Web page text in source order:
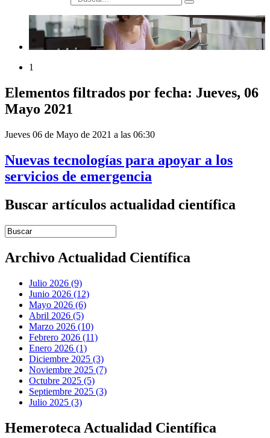
1
Elementos filtrados por fecha: Jueves, 06
Mayo 2021
Jueves 06 de Mayo de 2021 a las 06:30
Nuevas tecnologías para apoyar a los
servicios de emergencia
Buscar artículos actualidad científica
Introduce términos de búsqueda
Archivo Actualidad Científica
Julio 2026 (9)
Junio 2026 (12)
Mayo 2026 (6)
Abril 2026 (5)
Marzo 2026 (10)
Febrero 2026 (11)
Enero 2026 (1)
Diciembre 2025 (3)
Noviembre 2025 (7)
Octubre 2025 (5)
Septiembre 2025 (3)
Julio 2025 (3)
Hemeroteca Actualidad Científica